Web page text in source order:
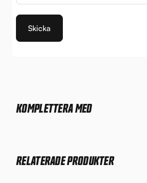
KOMPLETTERA MED
RELATERADE PRODUKTER